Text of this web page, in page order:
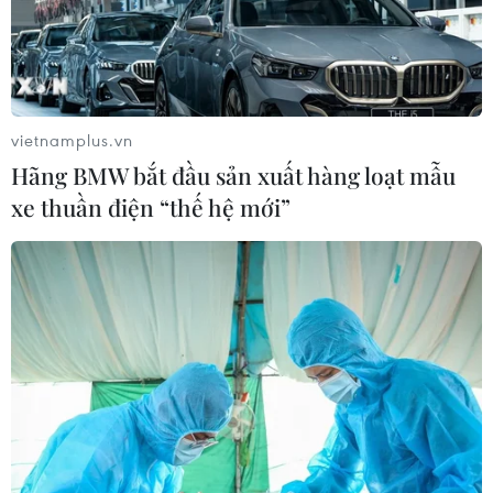
Google Wallet cho phép phụ huynh
thiết lập số dư an toàn của con cái
NAPAS và KiotViet hợp tác mở rộng
hệ sinh thái thanh toán VietQR
06/08/2026 14:03
BIDV chốt ngày chia 498 triệu cổ
phiếu, tăng vốn điều lệ lên 77.783 tỷ
đồng
06/08/2026 13:42
vietnamplus.vn
Hãng BMW bắt đầu sản xuất hàng loạt mẫu
xe thuần điện “thế hệ mới”